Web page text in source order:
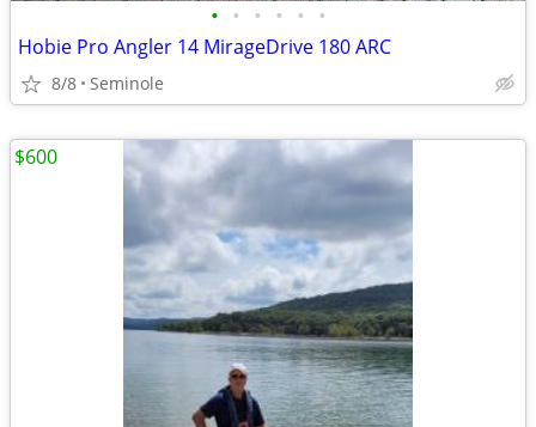
• • • • • •
Hobie Pro Angler 14 MirageDrive 180 ARC
8/8 Seminole
$600